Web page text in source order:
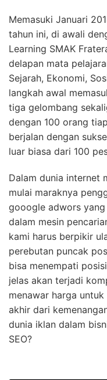
Memasuki Januari
tahun ini, di awali
Learning SMAK
delapan mata
Sejarah, Ekonomi,
langkah awal
tiga gelombang
dengan 100 orang
berjalan dengan
luar biasa dari 100
Dalam dunia internet
mulai maraknya
gooogle adwors
dalam mesin
kami harus berpikir
perebutan puncak
bisa menempati
jelas akan terjadi
menawar harga
akhir dari
dunia iklan dalam
SEO?